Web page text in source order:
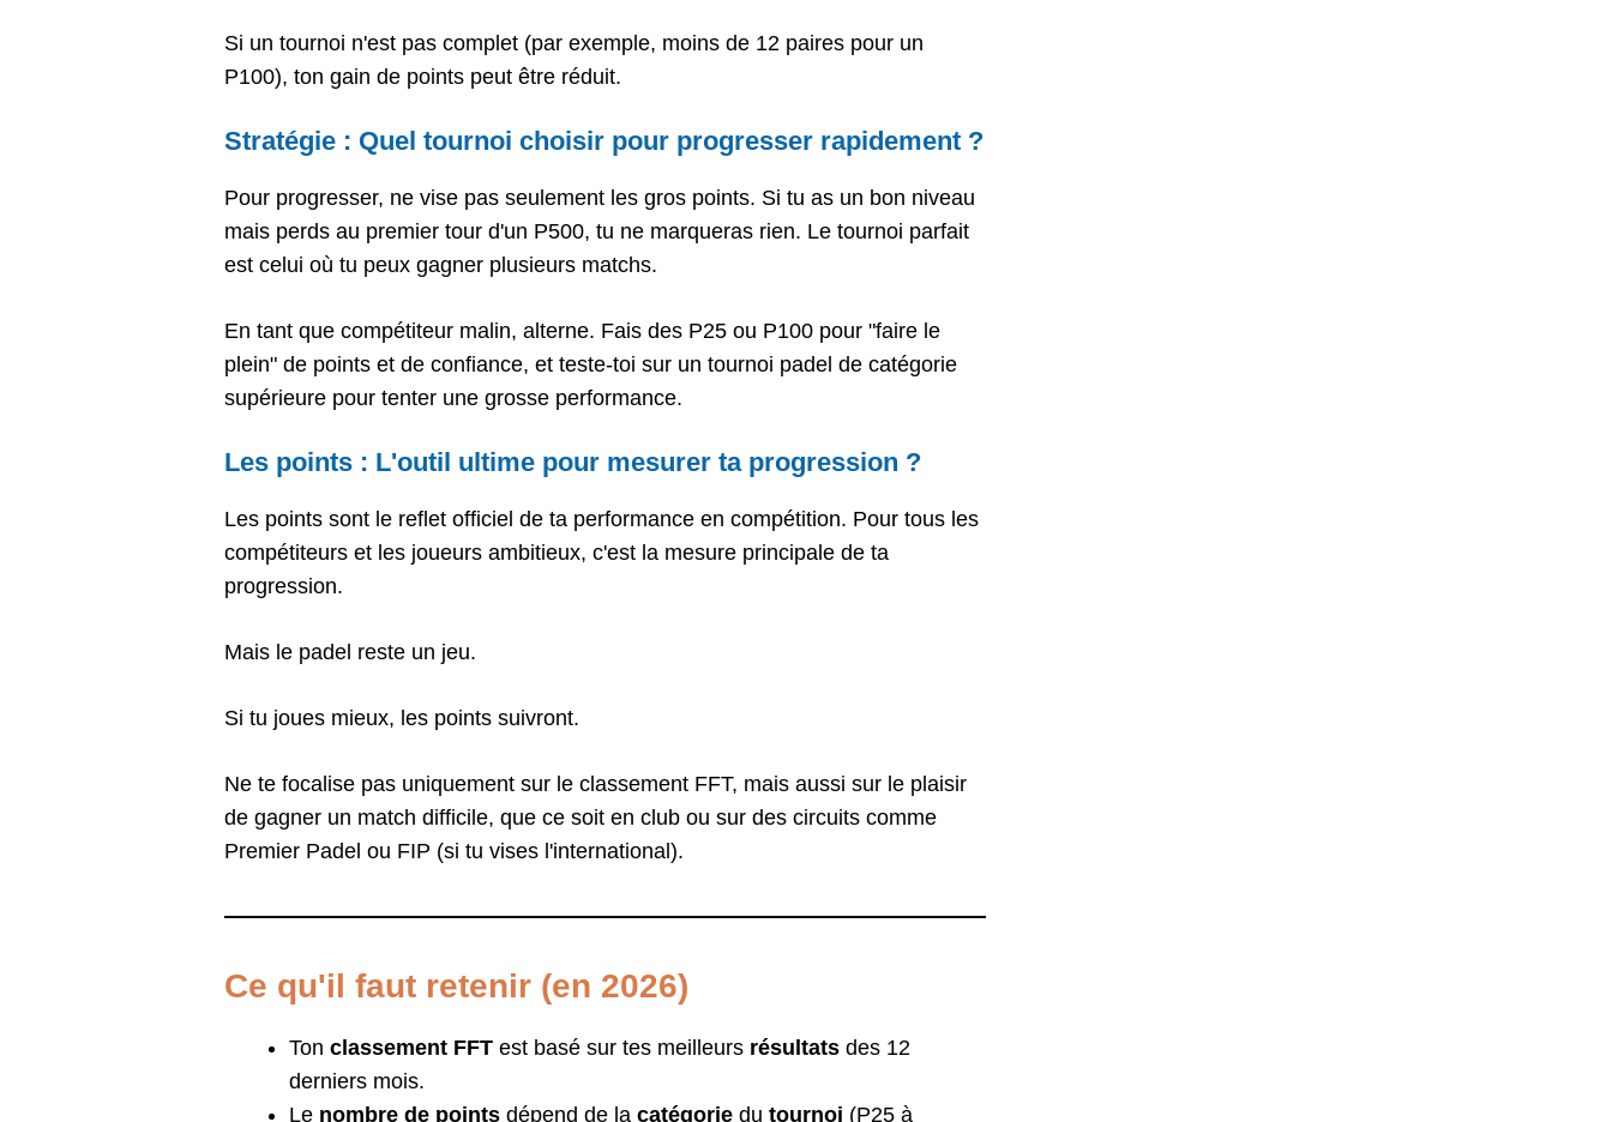
Si un tournoi n'est pas complet (par exemple, moins de 12 paires pour un
P100), ton gain de points peut être réduit.
Stratégie : Quel tournoi choisir pour progresser rapidement ?
Pour progresser, ne vise pas seulement les gros points. Si tu as un bon niveau
mais perds au premier tour d'un P500, tu ne marqueras rien. Le tournoi parfait
est celui où tu peux gagner plusieurs matchs.
En tant que compétiteur malin, alterne. Fais des P25 ou P100 pour "faire le
plein" de points et de confiance, et teste-toi sur un tournoi padel de catégorie
supérieure pour tenter une grosse performance.
Les points : L'outil ultime pour mesurer ta progression ?
Les points sont le reflet officiel de ta performance en compétition. Pour tous les
compétiteurs et les joueurs ambitieux, c'est la mesure principale de ta
progression.
Mais le padel reste un jeu.
Si tu joues mieux, les points suivront.
Ne te focalise pas uniquement sur le classement FFT, mais aussi sur le plaisir
de gagner un match difficile, que ce soit en club ou sur des circuits comme
Premier Padel ou FIP (si tu vises l'international).
Ce qu'il faut retenir (en 2026)
Ton classement FFT est basé sur tes meilleurs résultats des 12
derniers mois.
Le nombre de points dépend de la catégorie du tournoi (P25 à